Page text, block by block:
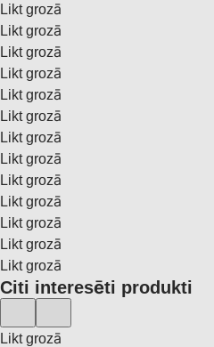
Likt grozā
Likt grozā
Likt grozā
Likt grozā
Likt grozā
Likt grozā
Likt grozā
Likt grozā
Likt grozā
Likt grozā
Likt grozā
Likt grozā
Likt grozā
Citi interesēti produkti
Likt grozā